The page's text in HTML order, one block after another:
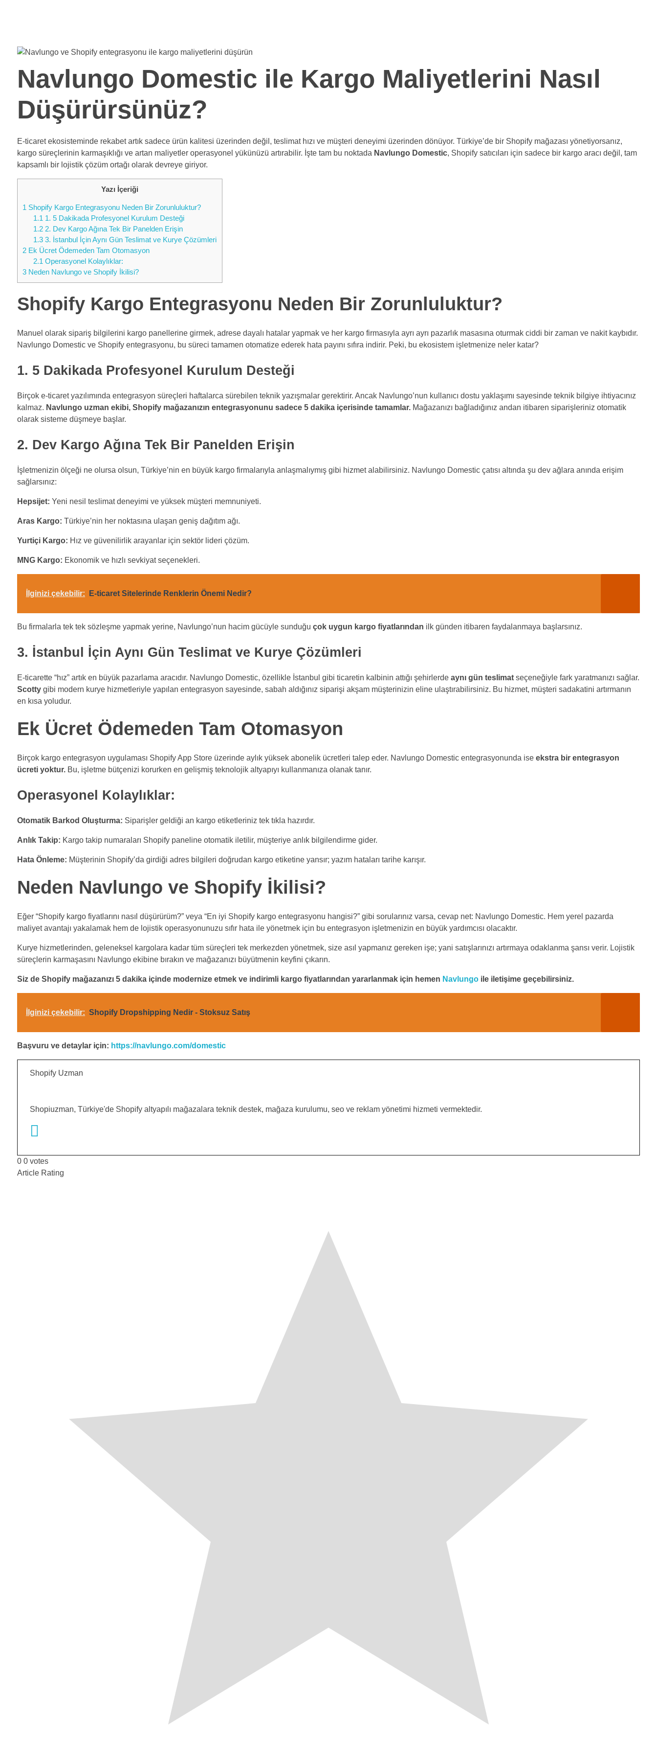
Navlungo Domestic ile Kargo Maliyetlerini Nasıl
Düşürürsünüz?
E-ticaret ekosisteminde rekabet artık sadece ürün kalitesi üzerinden değil, teslimat hızı ve müşteri deneyimi üzerinden dönüyor. Türkiye’de bir Shopify mağazası yönetiyorsanız,
kargo süreçlerinin karmaşıklığı ve artan maliyetler operasyonel yükünüzü artırabilir. İşte tam bu noktada Navlungo Domestic, Shopify satıcıları için sadece bir kargo aracı değil, tam
kapsamlı bir lojistik çözüm ortağı olarak devreye giriyor.
Yazı İçeriği
1 Shopify Kargo Entegrasyonu Neden Bir Zorunluluktur?
1.1 1. 5 Dakikada Profesyonel Kurulum Desteği
1.2 2. Dev Kargo Ağına Tek Bir Panelden Erişin
1.3 3. İstanbul İçin Aynı Gün Teslimat ve Kurye Çözümleri
2 Ek Ücret Ödemeden Tam Otomasyon
2.1 Operasyonel Kolaylıklar:
3 Neden Navlungo ve Shopify İkilisi?
Shopify Kargo Entegrasyonu Neden Bir Zorunluluktur?
Manuel olarak sipariş bilgilerini kargo panellerine girmek, adrese dayalı hatalar yapmak ve her kargo firmasıyla ayrı ayrı pazarlık masasına oturmak ciddi bir zaman ve nakit kaybıdır.
Navlungo Domestic ve Shopify entegrasyonu, bu süreci tamamen otomatize ederek hata payını sıfıra indirir. Peki, bu ekosistem işletmenize neler katar?
1. 5 Dakikada Profesyonel Kurulum Desteği
Birçok e-ticaret yazılımında entegrasyon süreçleri haftalarca sürebilen teknik yazışmalar gerektirir. Ancak Navlungo’nun kullanıcı dostu yaklaşımı sayesinde teknik bilgiye ihtiyacınız
kalmaz. Navlungo uzman ekibi, Shopify mağazanızın entegrasyonunu sadece 5 dakika içerisinde tamamlar. Mağazanızı bağladığınız andan itibaren siparişleriniz otomatik
olarak sisteme düşmeye başlar.
2. Dev Kargo Ağına Tek Bir Panelden Erişin
İşletmenizin ölçeği ne olursa olsun, Türkiye’nin en büyük kargo firmalarıyla anlaşmalıymış gibi hizmet alabilirsiniz. Navlungo Domestic çatısı altında şu dev ağlara anında erişim
sağlarsınız:
Hepsijet: Yeni nesil teslimat deneyimi ve yüksek müşteri memnuniyeti.
Aras Kargo: Türkiye’nin her noktasına ulaşan geniş dağıtım ağı.
Yurtiçi Kargo: Hız ve güvenilirlik arayanlar için sektör lideri çözüm.
MNG Kargo: Ekonomik ve hızlı sevkiyat seçenekleri.
İlginizi çekebilir: E-ticaret Sitelerinde Renklerin Önemi Nedir?
Bu firmalarla tek tek sözleşme yapmak yerine, Navlungo’nun hacim gücüyle sunduğu çok uygun kargo fiyatlarından ilk günden itibaren faydalanmaya başlarsınız.
3. İstanbul İçin Aynı Gün Teslimat ve Kurye Çözümleri
E-ticarette “hız” artık en büyük pazarlama aracıdır. Navlungo Domestic, özellikle İstanbul gibi ticaretin kalbinin attığı şehirlerde aynı gün teslimat seçeneğiyle fark yaratmanızı sağlar.
Scotty gibi modern kurye hizmetleriyle yapılan entegrasyon sayesinde, sabah aldığınız siparişi akşam müşterinizin eline ulaştırabilirsiniz. Bu hizmet, müşteri sadakatini artırmanın
en kısa yoludur.
Ek Ücret Ödemeden Tam Otomasyon
Birçok kargo entegrasyon uygulaması Shopify App Store üzerinde aylık yüksek abonelik ücretleri talep eder. Navlungo Domestic entegrasyonunda ise ekstra bir entegrasyon
ücreti yoktur. Bu, işletme bütçenizi korurken en gelişmiş teknolojik altyapıyı kullanmanıza olanak tanır.
Operasyonel Kolaylıklar:
Otomatik Barkod Oluşturma: Siparişler geldiği an kargo etiketleriniz tek tıkla hazırdır.
Anlık Takip: Kargo takip numaraları Shopify paneline otomatik iletilir, müşteriye anlık bilgilendirme gider.
Hata Önleme: Müşterinin Shopify’da girdiği adres bilgileri doğrudan kargo etiketine yansır; yazım hataları tarihe karışır.
Neden Navlungo ve Shopify İkilisi?
Eğer “Shopify kargo fiyatlarını nasıl düşürürüm?” veya “En iyi Shopify kargo entegrasyonu hangisi?” gibi sorularınız varsa, cevap net: Navlungo Domestic. Hem yerel pazarda
maliyet avantajı yakalamak hem de lojistik operasyonunuzu sıfır hata ile yönetmek için bu entegrasyon işletmenizin en büyük yardımcısı olacaktır.
Kurye hizmetlerinden, geleneksel kargolara kadar tüm süreçleri tek merkezden yönetmek, size asıl yapmanız gereken işe; yani satışlarınızı artırmaya odaklanma şansı verir. Lojistik
süreçlerin karmaşasını Navlungo ekibine bırakın ve mağazanızı büyütmenin keyfini çıkarın.
Siz de Shopify mağazanızı 5 dakika içinde modernize etmek ve indirimli kargo fiyatlarından yararlanmak için hemen Navlungo ile iletişime geçebilirsiniz.
İlginizi çekebilir: Shopify Dropshipping Nedir - Stoksuz Satış
Başvuru ve detaylar için: https://navlungo.com/domestic
Shopify Uzman
Shopiuzman, Türkiye'de Shopify altyapılı mağazalara teknik destek, mağaza kurulumu, seo ve reklam yönetimi hizmeti vermektedir.
0 0 votes
Article Rating